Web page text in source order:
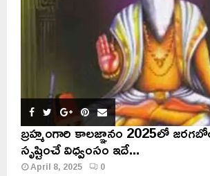
బ్రహ్మంగారి కాలజ్ఞానం 2025లో
సృష్టించే విధ్వంసం ఇదే...
April 8, 2025 0